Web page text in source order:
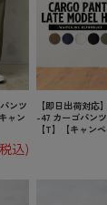
ンツ
ャン
込)
【即日出荷対応
-47 カーゴパンツ
【T】【キャン